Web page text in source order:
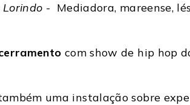
Lorindo - Mediadora, mareense,
com show de hip hop
uma instalação sobre